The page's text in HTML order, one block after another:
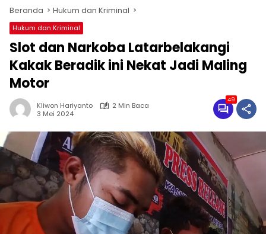
Beranda Hukum dan Kriminal
Hukum dan Kriminal
Slot dan Narkoba Latarbelakangi
Kakak Beradik ini Nekat Jadi Maling
Motor
Kliwon Hariyanto
2 Min Baca
3 Mei 2024
49